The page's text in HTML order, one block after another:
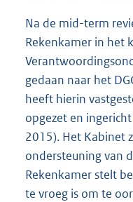
Na de mid-term
Rekenkamer in het
gedaan naar het
heeft hierin
opgezet en
2015). Het Kabinet
ondersteuning van
Rekenkamer stelt
te vroeg is om te